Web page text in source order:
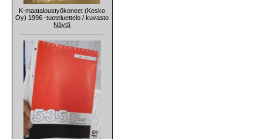
K-maataloustyökoneet (Kesko
Oy) 1996 -tuoteluettelo / kuvasto
Näytä